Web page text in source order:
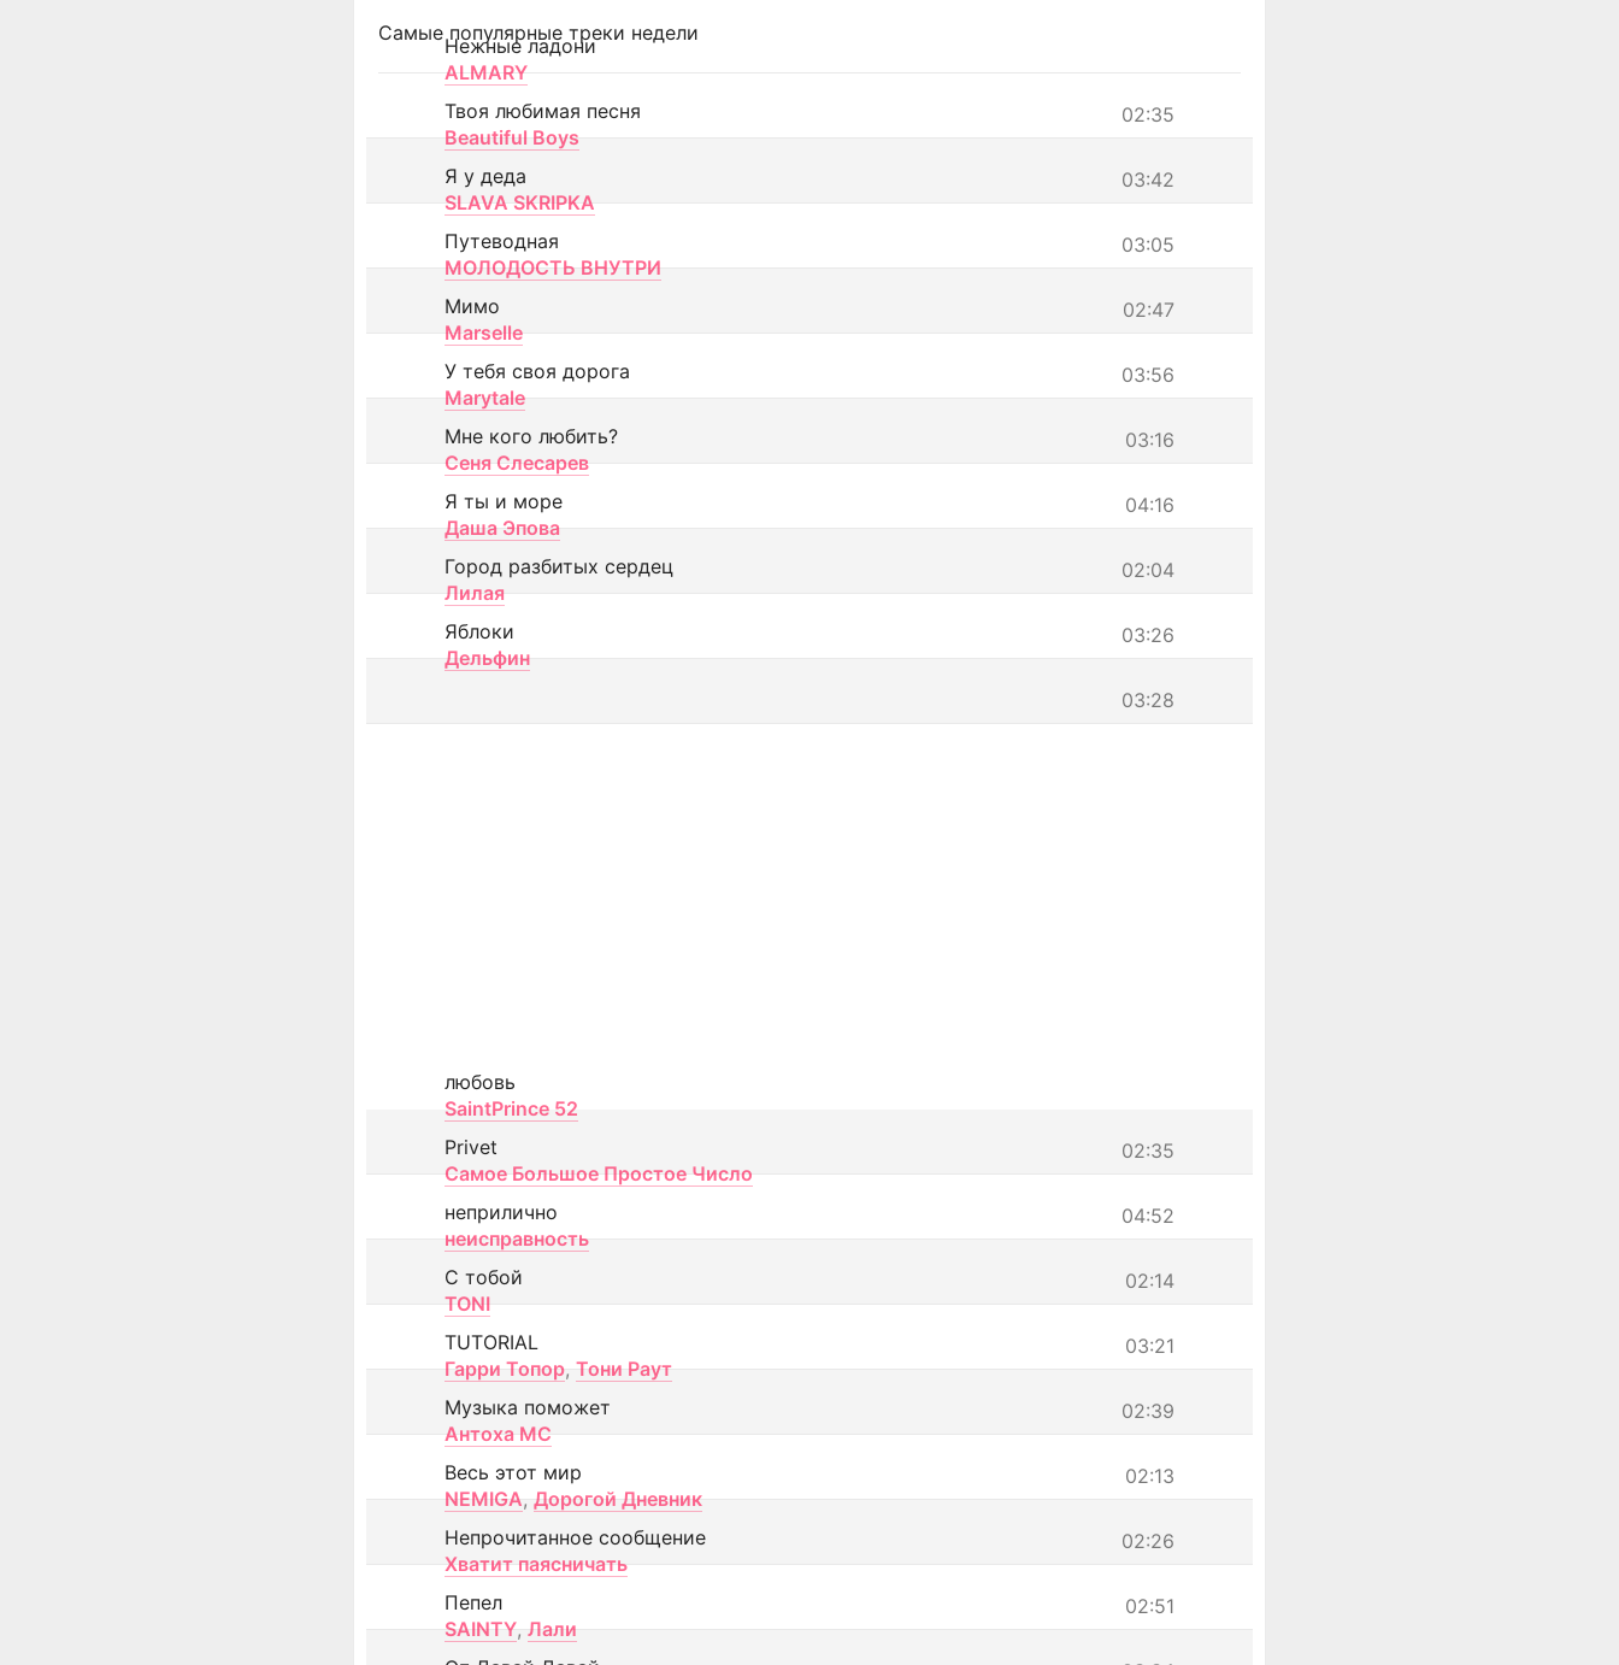
Самые популярные треки недели
Нежные ладони
ALMARY
02:35
Твоя любимая песня
Beautiful Boys
03:42
Я у деда
SLAVA SKRIPKA
03:05
Путеводная
МОЛОДОСТЬ ВНУТРИ
02:47
Мимо
Marselle
03:56
У тебя своя дорога
Marytale
03:16
Мне кого любить?
Сеня Слесарев
04:16
Я ты и море
Даша Эпова
02:04
Город разбитых сердец
Лилая
03:26
Яблоки
Дельфин
03:28
любовь
SaintPrince 52
02:35
Privet
Самое Большое Простое Число
04:52
неприлично
неисправность
02:14
С тобой
TONI
03:21
TUTORIAL
Гарри Топор, Тони Раут
02:39
Музыка поможет
Антоха МС
02:13
Весь этот мир
NEMIGA, Дорогой Дневник
02:26
Непрочитанное сообщение
Хватит паясничать
02:51
Пепел
SAINTY, Лали